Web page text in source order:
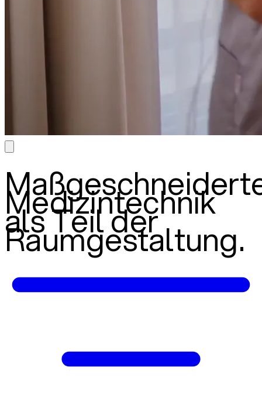
Medizintechnik
als Teil der
Raumgestaltung.